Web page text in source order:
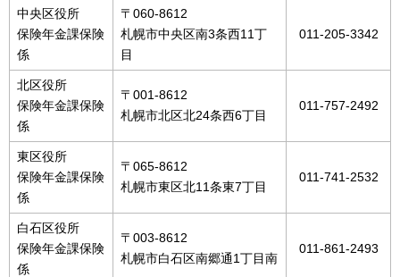
中央区役所
保険年金課保険
係
〒060-8612
札幌市中央区南3条西11丁
目
011-205-3342
北区役所
保険年金課保険
係
〒001-8612
札幌市北区北24条西6丁目
011-757-2492
東区役所
保険年金課保険
係
〒065-8612
札幌市東区北11条東7丁目
011-741-2532
白石区役所
保険年金課保険
係
〒003-8612
札幌市白石区南郷通1丁目南
011-861-2493